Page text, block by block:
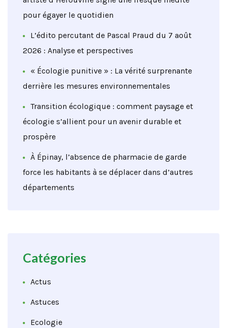
pour égayer le quotidien
L’édito percutant de Pascal Praud du 7 août
2026 : Analyse et perspectives
« Écologie punitive » : La vérité surprenante
derrière les mesures environnementales
Transition écologique : comment paysage et
écologie s’allient pour un avenir durable et
prospère
À Épinay, l’absence de pharmacie de garde
force les habitants à se déplacer dans d’autres
départements
Catégories
Actus
Astuces
Ecologie